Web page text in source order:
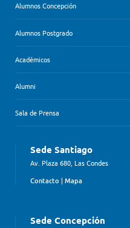
Alumnos Concepción
Alumnos Postgrado
Académicos
Alumni
Sala de Prensa
Sede Santiago
Av. Plaza 680, Las Condes
Contacto | Mapa
Sede Concepción